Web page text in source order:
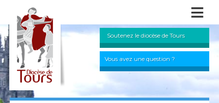
≡
Soutenez le diocèse de Tours
Vous avez une question ?